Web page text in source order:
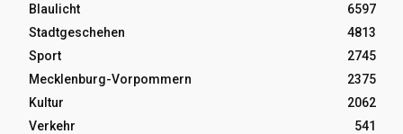
Blaulicht
6597
Stadtgeschehen
4813
Sport
2745
Mecklenburg-Vorpommern
2375
Kultur
2062
Verkehr
541